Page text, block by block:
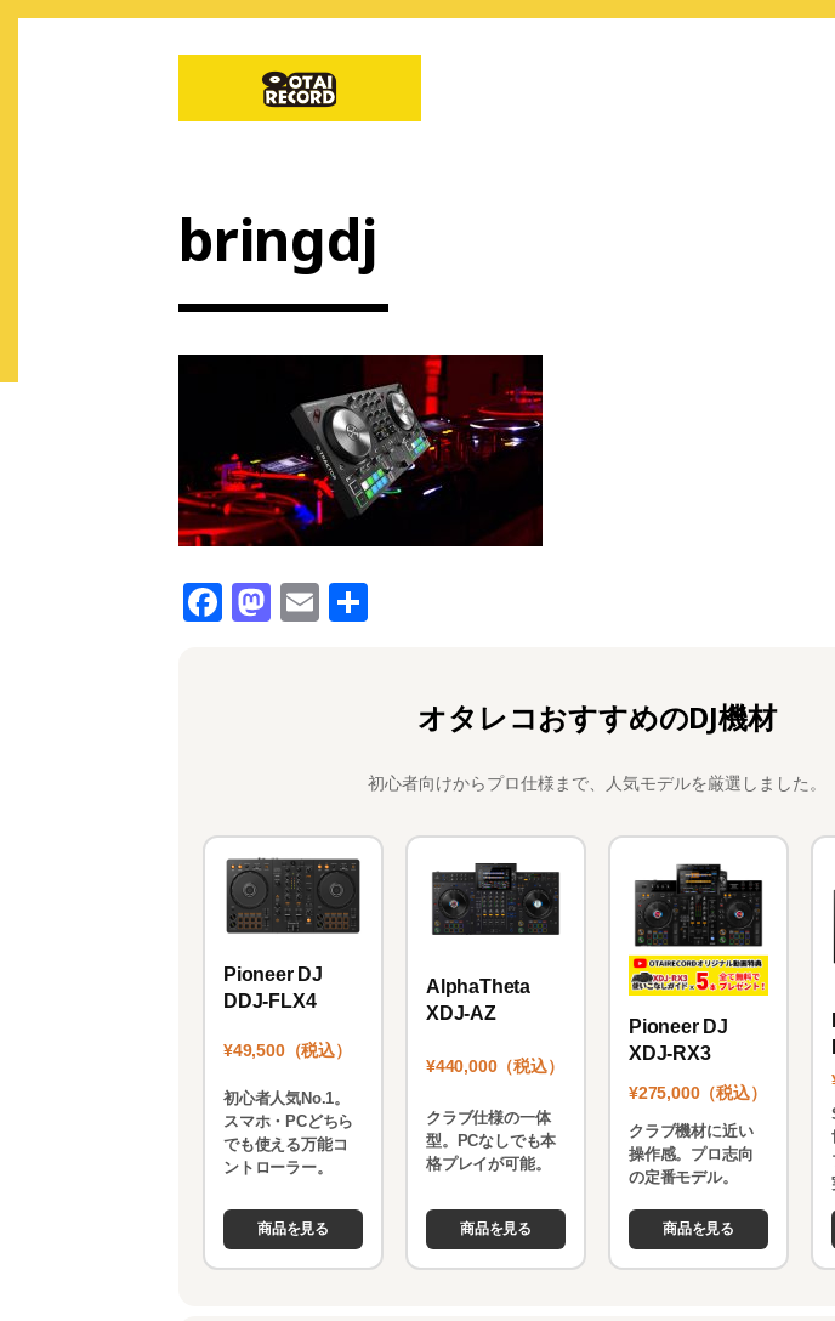
bringdj
F
o
k
M
n
E
オタレコおすすめのDJ機材
初心者向けからプロ仕様まで、人気モデルを厳選しました。
Pioneer DJ
DDJ-FLX4
¥49,500（税込）
初心者人気No.1。
スマホ・PCどちら
でも使える万能コ
ントローラー。
商品を見る
AlphaTheta
XDJ-AZ
¥440,000（税込）
クラブ仕様の一体
型。PCなしでも本
格プレイが可能。
商品を見る
Pioneer DJ
XDJ-RX3
¥275,000（税込）
クラブ機材に近い
操作感。プロ志向
の定番モデル。
商品を見る